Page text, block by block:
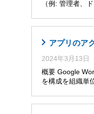
（例: 管理者、
アプリのア
2024年3月13日
概要 Google
を構成を組織単